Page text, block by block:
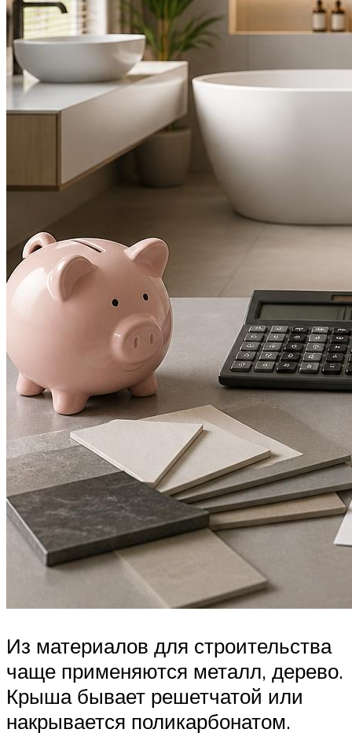
Из материалов для строительства
чаще применяются металл, дерево.
Крыша бывает решетчатой или
накрывается поликарбонатом.